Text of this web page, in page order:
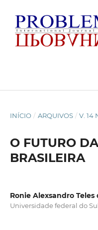
INÍCIO / ARQUIVOS / V. 14
O FUTURO
BRASILEIRA
Ronie Alexsandro Teles
Universidade federal do